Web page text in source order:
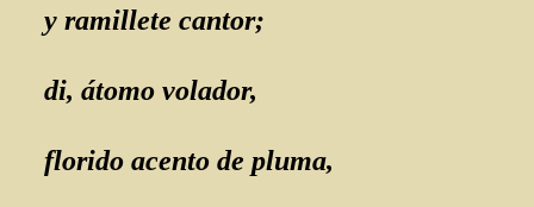
y ramillete cantor;
di, átomo volador,
florido acento de pluma,